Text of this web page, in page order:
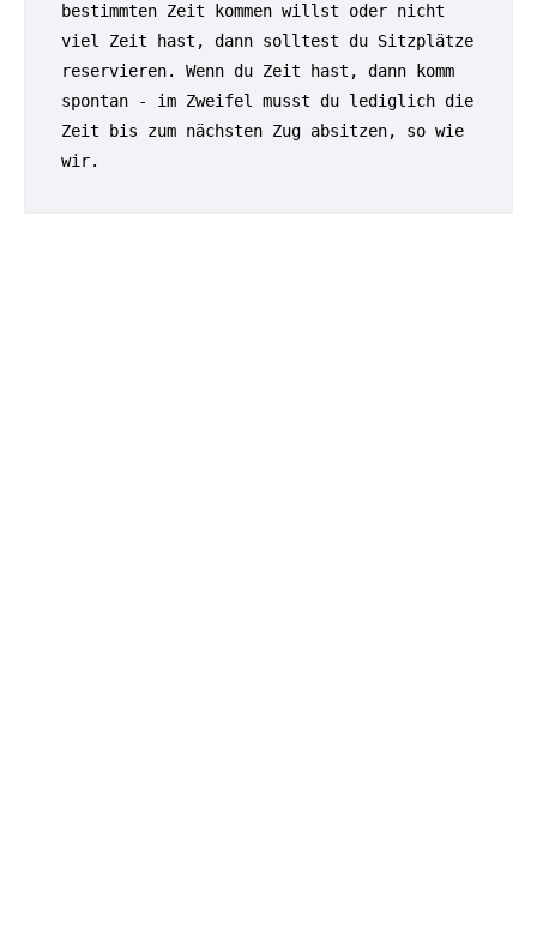
bestimmten Zeit kommen willst oder nicht
viel Zeit hast, dann solltest du Sitzplätze
reservieren. Wenn du Zeit hast, dann komm
spontan - im Zweifel musst du lediglich die
Zeit bis zum nächsten Zug absitzen, so wie
wir.